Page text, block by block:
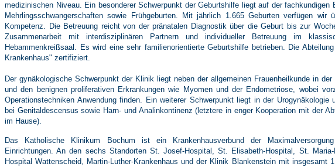
medizinischen Niveau. Ein besonderer Schwerpunkt der Geburtshilfe liegt auf der fachkundigen
Mehrlingsschwangerschaften sowie Frühgeburten. Mit jährlich 1.665 Geburten verfügen wir
Kompetenz. Die Betreuung reicht von der pränatalen Diagnostik über die Geburt bis zur
Zusammenarbeit mit interdisziplinären Partnern und individueller Betreuung im
Hebammenkreißsaal. Es wird eine sehr familienorientierte Geburtshilfe betrieben. Die
Krankenhaus" zertifiziert.
Der gynäkologische Schwerpunkt der Klinik liegt neben der allgemeinen Frauenheilkunde in
und den benignen proliferativen Erkrankungen wie Myomen und der Endometriose, wobei
Operationstechniken Anwendung finden. Ein weiterer Schwerpunkt liegt in der Urogynäkologie
bei Genitaldescensus sowie Harn- und Analinkontinenz (letztere in enger Kooperation mit der
im Hause).
Das Katholische Klinikum Bochum ist ein Krankenhausverbund der
Einrichtungen. An den sechs Standorten St. Josef-Hospital, St. Elisabeth-Hospital, St. Maria-
Hospital Wattenscheid, Martin-Luther-Krankenhaus und der Klinik Blankenstein mit insgesamt